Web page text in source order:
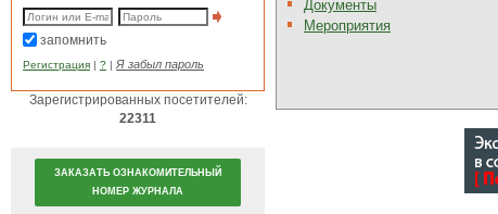
запомнить
Регистрация | ? | Я забыл пароль
Зарегистрированных посетителей:
22311
ЗАКАЗАТЬ ОЗНАКОМИТЕЛЬНЫЙ
НОМЕР ЖУРНАЛА
Документы
Мероприятия